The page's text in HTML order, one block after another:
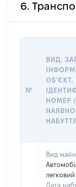
6.
№
ВИД,
ОБʼЄКТ,
НОМЕР
Вид
легковий
Дата